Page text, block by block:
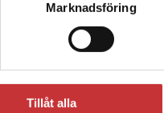
Marknadsföring
Tillåt alla